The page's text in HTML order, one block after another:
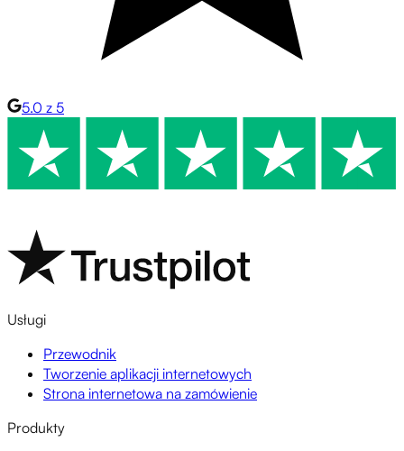
5.0 z 5
Usługi
Przewodnik
Tworzenie aplikacji internetowych
Strona internetowa na zamówienie
Produkty